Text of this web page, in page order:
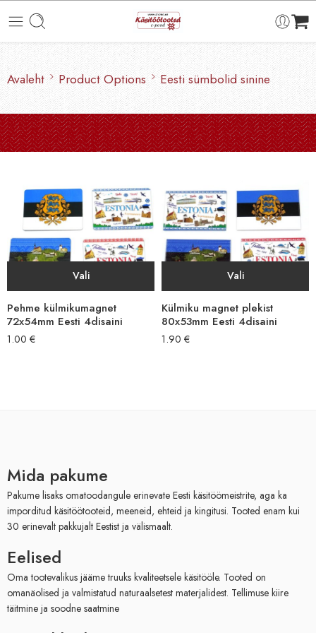
Avaleht Product Options Eesti sümbolid sinine
Vali
Pehme külmikumagnet
72x54mm Eesti 4disaini
1.00 €
Vali
Külmiku magnet plekist
80x53mm Eesti 4disaini
1.90 €
Mida pakume
Pakume lisaks omatoodangule erinevate Eesti käsitöömeistrite, aga ka
imporditud käsitöötooteid, meeneid, ehteid ja kingitusi. Tooted enam kui
30 erinevalt pakkujalt Eestist ja välismaalt.
Eelised
Oma tootevalikus jääme truuks kvaliteetsele käsitööle. Tooted on
omanäolised ja valmistatud naturaalsetest materjalidest. Tellimuse kiire
täitmine ja soodne saatmine